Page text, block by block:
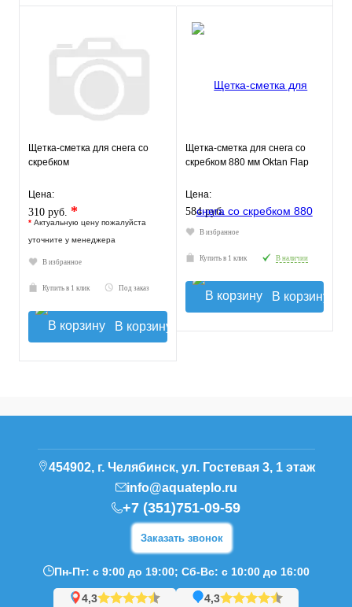
Щетка-сметка для снега со
скребком
Цена:
310 руб. *
* Актуальную цену пожалуйста
уточните у менеджера
В избранное
Купить в 1 клик Под заказ
В корзину
Щетка-сметка для снега со
скребком 880 мм Oktan Flap
Цена:
584 руб.
В избранное
Купить в 1 клик В наличии
В корзину
454902, г. Челябинск, ул. Гостевая 3, 1 этаж
info@aquateplo.ru
+7 (351)751-09-59
Заказать звонок
Пн-Пт: с 9:00 до 19:00; Сб-Вс: с 10:00 до 16:00
4,3 4,3